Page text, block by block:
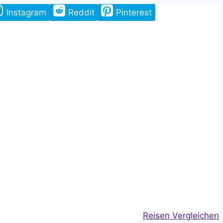
Instagram Reddit Pinterest
Reisen Vergleichen